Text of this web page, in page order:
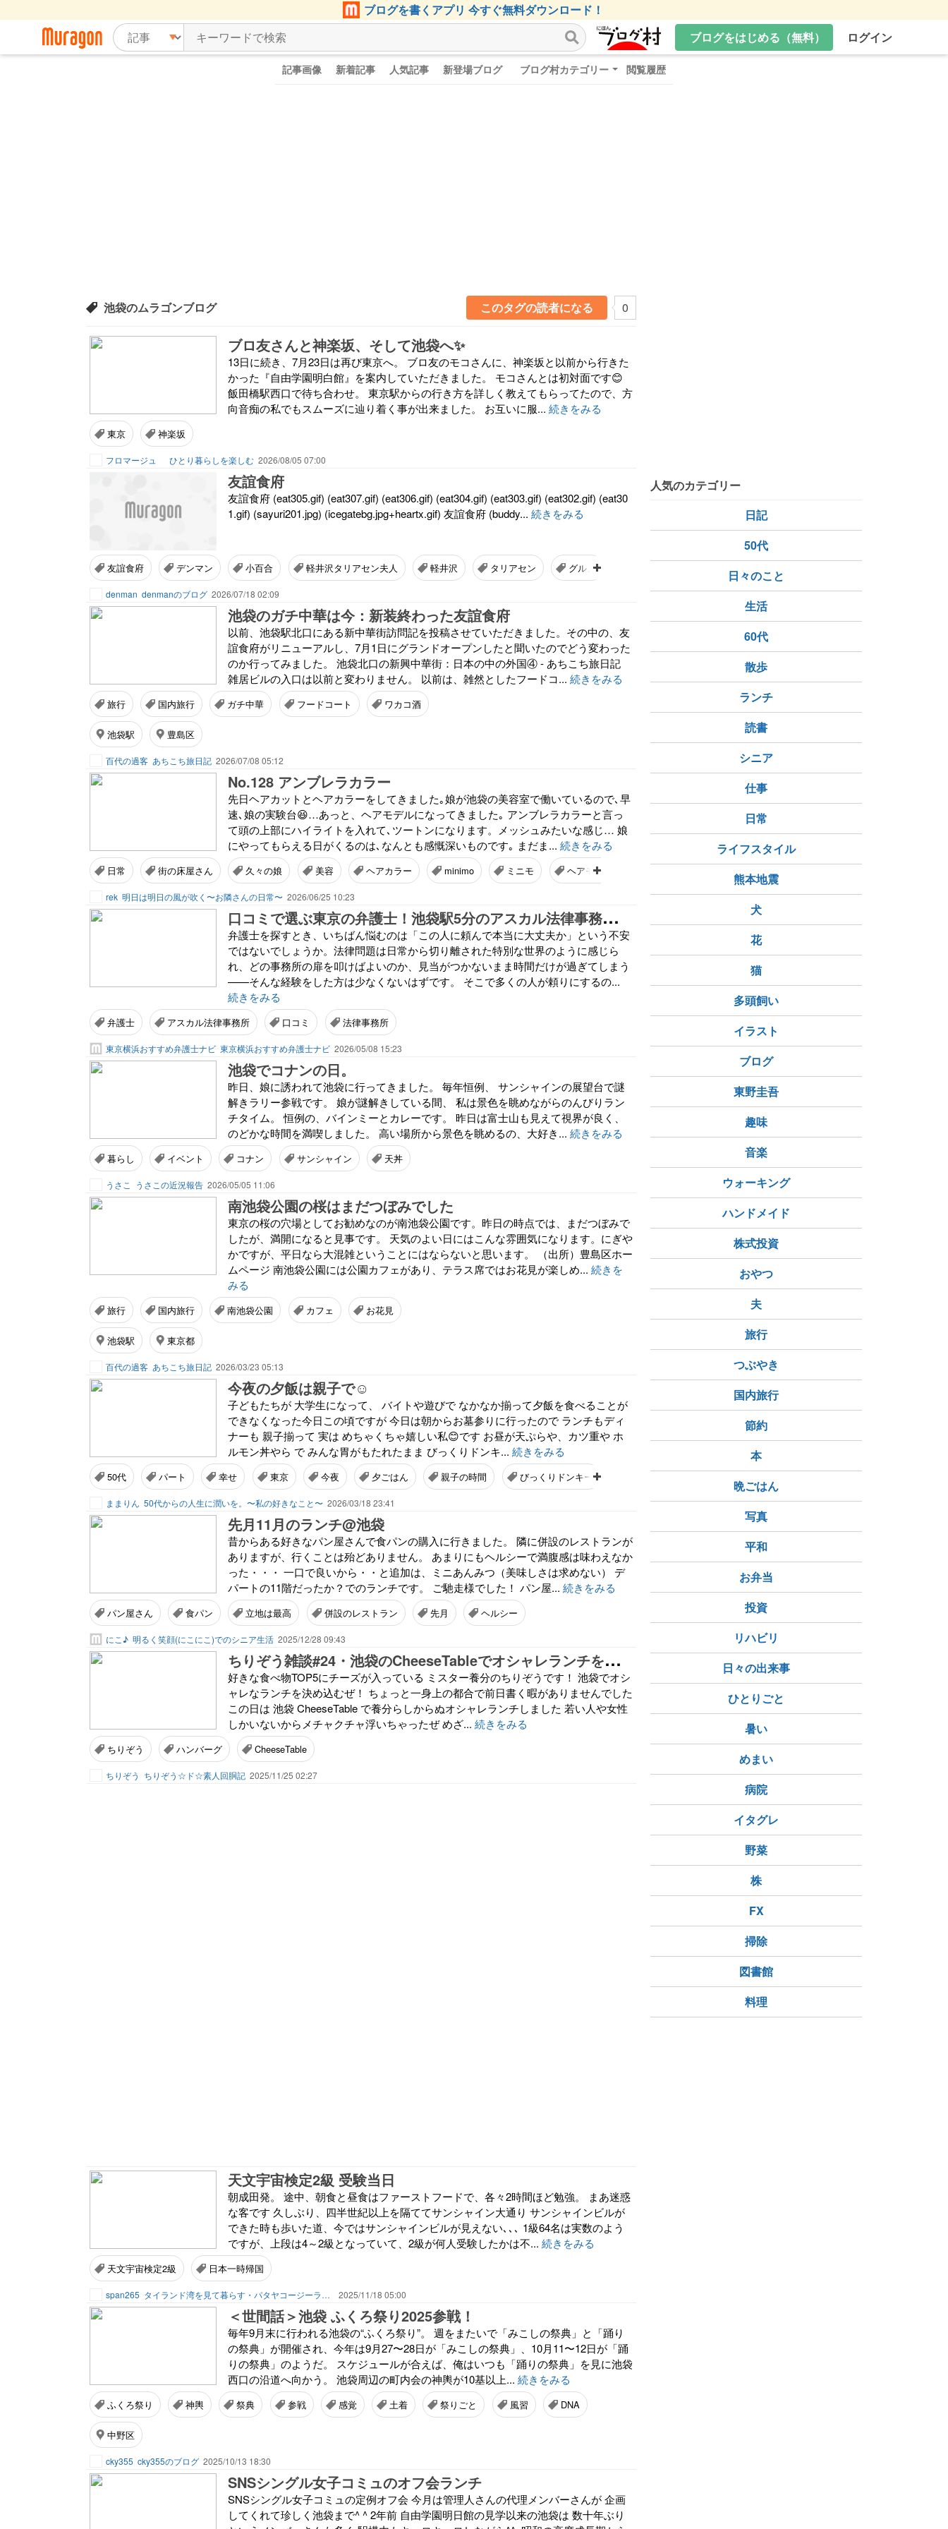
ブログを書くアプリ 今すぐ無料ダウンロード！
ブログをはじめる（無料）
ログイン
記事画像 新着記事 人気記事 新登場ブログ ブログ村カテゴリー 閲覧履歴
池袋のムラゴンブログ このタグの読者になる 0
ブロ友さんと神楽坂、そして池袋へ✨
13日に続き、7月23日は再び東京へ。 ブロ友のモコさんに、神楽坂と以前から行きた
かった『自由学園明白館』を案内していただきました。 モコさんとは初対面です😊
飯田橋駅西口で待ち合わせ。 東京駅からの行き方を詳しく教えてもらってたので、方
向音痴の私でもスムーズに辿り着く事が出来ました。 お互いに服... 続きをみる
東京 神楽坂
フロマージュ ひとり暮らしを楽しむ 2026/08/05 07:00
友誼食府
友誼食府 (eat305.gif) (eat307.gif) (eat306.gif) (eat304.gif) (eat303.gif) (eat302.gif) (eat30
1.gif) (sayuri201.jpg) (icegatebg.jpg+heartx.gif) 友誼食府 (buddy... 続きをみる
友誼食府 デンマン 小百合 軽井沢タリアセン夫人 軽井沢 タリアセン グルメ
denman denmanのブログ 2026/07/18 02:09
池袋のガチ中華は今：新装終わった友誼食府
以前、池袋駅北口にある新中華街訪問記を投稿させていただきました。その中の、友
誼食府がリニューアルし、7月1日にグランドオープンしたと聞いたのでどう変わった
のか行ってみました。 池袋北口の新興中華街：日本の中の外国④ - あちこち旅日記
雑居ビルの入口は以前と変わりません。 以前は、雑然としたフードコ... 続きをみる
旅行 国内旅行 ガチ中華 フードコート ワカコ酒
池袋駅 豊島区
百代の過客 あちこち旅日記 2026/07/08 05:12
No.128 アンブレラカラー
先日ヘアカットとヘアカラーをしてきました｡娘が池袋の美容室で働いているので､早
速､娘の実験台😆…あっと、ヘアモデルになってきました｡ アンブレラカラーと言っ
て頭の上部にハイライトを入れて､ツートンになります。メッシュみたいな感じ… 娘
にやってもらえる日がくるのは､なんとも感慨深いものです｡ まだま... 続きをみる
日常 街の床屋さん 久々の娘 美容 ヘアカラー minimo ミニモ ヘアモデル
rek 明日は明日の風が吹く〜お隣さんの日常〜 2026/06/25 10:23
口
コミで選ぶ東京の弁護士！池袋駅5分のアスカル法律事務所が支持される理由とは
弁護士を探すとき、いちばん悩むのは「この人に頼んで本当に大丈夫か」という不安
ではないでしょうか。法律問題は日常から切り離された特別な世界のように感じら
れ、どの事務所の扉を叩けばよいのか、見当がつかないまま時間だけが過ぎてしまう
——そんな経験をした方は少なくないはずです。 そこで多くの人が頼りにするの...
続きをみる
弁護士 アスカル法律事務所 口コミ 法律事務所
東京横浜おすすめ弁護士ナビ 東京横浜おすすめ弁護士ナビ 2026/05/08 15:23
池袋でコナンの日。
昨日、娘に誘われて池袋に行ってきました。 毎年恒例、 サンシャインの展望台で謎
解きラリー参戦です。 娘が謎解きしている間、 私は景色を眺めながらのんびりラン
チタイム。 恒例の、バインミーとカレーです。 昨日は富士山も見えて視界が良く、
のどかな時間を満喫しました。 高い場所から景色を眺めるの、大好き... 続きをみる
暮らし イベント コナン サンシャイン 天丼
うさこ うさこの近況報告 2026/05/05 11:06
南池袋公園の桜はまだつぼみでした
東京の桜の穴場としてお勧めなのが南池袋公園です。昨日の時点では、まだつぼみで
したが、満開になると見事です。 天気のよい日にはこんな雰囲気になります。にぎや
かですが、平日なら大混雑ということにはならないと思います。 （出所）豊島区ホー
ムページ 南池袋公園には公園カフェがあり、テラス席ではお花見が楽しめ... 続きを
みる
旅行 国内旅行 南池袋公園 カフェ お花見
池袋駅 東京都
百代の過客 あちこち旅日記 2026/03/23 05:13
今夜の夕飯は親子で☺️
子どもたちが 大学生になって、 バイトや遊びで なかなか揃って夕飯を食べることが
できなくなった今日この頃ですが 今日は朝からお墓参りに行ったので ランチもディ
ナーも 親子揃って 実は めちゃくちゃ嬉しい私😊です お昼が天ぷらや、カツ重や ホ
ルモン丼やら で みんな胃がもたれたまま びっくりドンキ... 続きをみる
50代 パート 幸せ 東京 今夜 夕ごはん 親子の時間 びっくりドンキー
ままりん 50代からの人生に潤いを。〜私の好きなこと〜 2026/03/18 23:41
先月11月のランチ@池袋
昔からある好きなパン屋さんで食パンの購入に行きました。 隣に併設のレストランが
ありますが、行くことは殆どありません。 あまりにもヘルシーで満腹感は味わえなか
った・・・ 一口で良いから・・と追加は、ミニあんみつ（美味しさは求めない） デ
パートの11階だったか？でのランチです。 ご馳走様でした！ パン屋... 続きをみる
パン屋さん 食パン 立地は最高 併設のレストラン 先月 ヘルシー
にこ♪ 明るく笑顔(にこにこ)でのシニア生活 2025/12/28 09:43
ち
りぞう雑談#24・池袋のCheeseTableでオシャレランチを楽しむ養分
好きな食べ物TOP5にチーズが入っている ミスター養分のちりぞうです！ 池袋でオシ
ャレなランチを決め込むぜ！ ちょっと一身上の都合で前日書く暇がありませんでした
この日は 池袋 CheeseTable で養分らしからぬオシャレランチしました 若い人や女性
しかいないからメチャクチャ浮いちゃったぜ めざ... 続きをみる
ちりぞう ハンバーグ CheeseTable
ちりぞう ちりぞう☆ド☆素人回胴記 2025/11/25 02:27
天文宇宙検定2級 受験当日
朝成田発。 途中、朝食と昼食はファーストフードで、各々2時間ほど勉強。 まあ迷惑
な客です 久しぶり、四半世紀以上を隔ててサンシャイン大通り サンシャインビルが
できた時も歩いた道、今ではサンシャインビルが見えない､､､ 1級64名は実数のよう
ですが、上段は4～2級となっていて、2級が何人受験したかは不... 続きをみる
天文宇宙検定2級 日本一時帰国
span265 タイランド湾を見て暮らす・パタヤコージーライフ 2025/11/18 05:00
＜世間話＞池袋 ふくろ祭り2025参戦！
毎年9月末に行われる池袋の“ふくろ祭り”。 週をまたいで「みこしの祭典」と「踊り
の祭典」が開催され、今年は9月27〜28日が「みこしの祭典」、10月11〜12日が「踊
りの祭典」のようだ。 スケジュールが合えば、俺はいつも「踊りの祭典」を見に池袋
西口の沿道へ向かう。 池袋周辺の町内会の神輿が10基以上... 続きをみる
ふくろ祭り 神輿 祭典 参戦 感覚 土着 祭りごと 風習 DNA
中野区
cky355 cky355のブログ 2025/10/13 18:30
SNSシングル女子コミュのオフ会ランチ
SNSシングル女子コミュの定例オフ会 今月は管理人さんの代理メンバーさんが 企画
してくれて珍しく池袋まで^ ^ 2年前 自由学園明日館の見学以来の池袋は 数十年ぶり
人気のカテゴリー
日記
50代
日々のこと
生活
60代
散歩
ランチ
読書
シニア
仕事
日常
ライフスタイル
熊本地震
犬
花
猫
多頭飼い
イラスト
ブログ
東野圭吾
趣味
音楽
ウォーキング
ハンドメイド
株式投資
おやつ
夫
旅行
つぶやき
国内旅行
節約
本
晩ごはん
写真
平和
お弁当
投資
リハビリ
日々の出来事
ひとりごと
暑い
めまい
病院
イタグレ
野菜
株
FX
掃除
図書館
料理